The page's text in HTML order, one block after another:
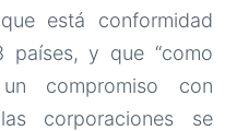
está conformidad
países, y que “como
compromiso con
corporaciones se